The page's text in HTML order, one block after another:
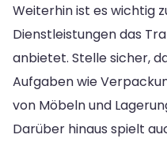
Weiterhin ist es wichtig
Dienstleistungen das
anbietet. Stelle sicher,
Aufgaben wie
von Möbeln und
Darüber hinaus spielt